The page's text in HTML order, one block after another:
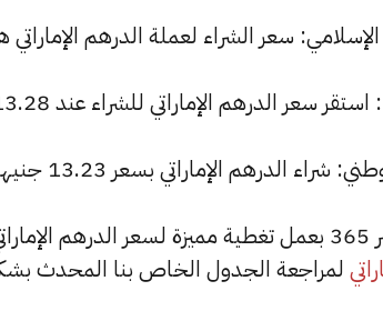
الشراء لعملة الدرهم الإماراتي هو 13.26 جنيها، وسعر البيع هو 13.31
الإماراتي بسعر 13.23 جنيها وبيعه بسعر 13.31 جنيها.
لمراجعة الجدول الخاص بنا المحدث